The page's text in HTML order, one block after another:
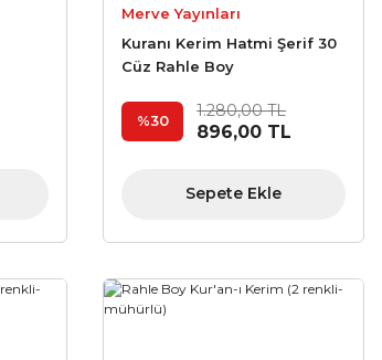
Merve Yayınları
Kuranı Kerim Hatmi Şerif 30
Cüz Rahle Boy
%30
1.280,00 TL
896,00 TL
Sepete Ekle